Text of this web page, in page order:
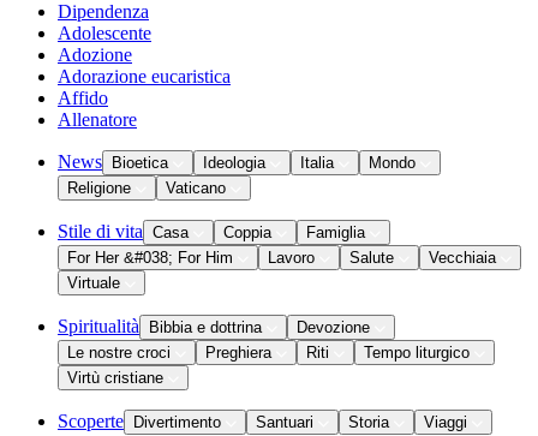
Dipendenza
Adolescente
Adozione
Adorazione eucaristica
Affido
Allenatore
News Bioetica Ideologia Italia
Mondo
Religione
Vaticano
Stile di vita Casa Coppia
Famiglia
For Her &#038; For Him
Lavoro Salute
Vecchiaia
Virtuale
Spiritualità Bibbia e dottrina
Devozione
Le nostre croci
Preghiera Riti
Tempo liturgico
Virtù cristiane
Scoperte Divertimento Santuari Storia Viaggi